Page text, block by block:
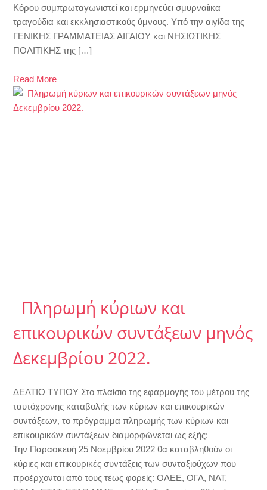
Κόρου συμπρωταγωνιστεί και ερμηνεύει σμυρναίικα
τραγούδια και εκκλησιαστικούς ύμνους. Υπό την αιγίδα της
ΓΕΝΙΚΗΣ ΓΡΑΜΜΑΤΕΙΑΣ ΑΙΓΑΙΟΥ και ΝΗΣΙΩΤΙΚΗΣ
ΠΟΛΙΤΙΚΗΣ της […]
Read More
Πληρωμή κύριων και
επικουρικών συντάξεων μηνός
Δεκεμβρίου 2022.
ΔΕΛΤΙΟ ΤΥΠΟΥ Στο πλαίσιο της εφαρμογής του μέτρου της
ταυτόχρονης καταβολής των κύριων και επικουρικών
συντάξεων, το πρόγραμμα πληρωμής των κύριων και
επικουρικών συντάξεων διαμορφώνεται ως εξής:
Την Παρασκευή 25 Νοεμβρίου 2022 θα καταβληθούν οι
κύριες και επικουρικές συντάξεις των συνταξιούχων που
προέρχονται από τους τέως φορείς: ΟΑΕΕ, ΟΓΑ, ΝΑΤ,